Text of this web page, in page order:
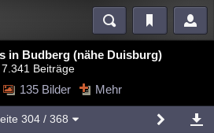
Blogs Videos
in Budberg (nähe Duisburg)
7.341 Beiträge
135 Bilder Mehr
304/ 368